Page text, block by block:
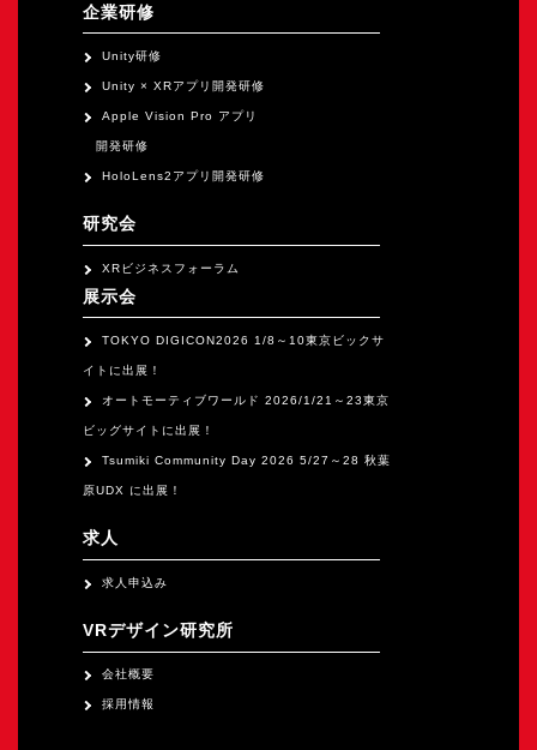
企業研修
Unity研修
Unity × XRアプリ開発研修
Apple Vision Pro アプリ
開発研修
HoloLens2アプリ開発研修
研究会
XRビジネスフォーラム
展示会
TOKYO DIGICON2026 1/8～10東京ビックサ
イトに出展！
オートモーティブワールド 2026/1/21～23東京
ビッグサイトに出展！
Tsumiki Community Day 2026 5/27～28 秋葉
原UDX に出展！
求人
求人申込み
VRデザイン研究所
会社概要
採用情報